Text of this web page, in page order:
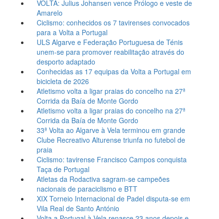
VOLTA: Julius Johansen vence Prólogo e veste de
Amarelo
Ciclismo: conhecidos os 7 tavirenses convocados
para a Volta a Portugal
ULS Algarve e Federação Portuguesa de Ténis
unem-se para promover reabilitação através do
desporto adaptado
Conhecidas as 17 equipas da Volta a Portugal em
bicicleta de 2026
Atletismo volta a ligar praias do concelho na 27ª
Corrida da Baía de Monte Gordo
Atletismo volta a ligar praias do concelho na 27ª
Corrida da Baía de Monte Gordo
33ª Volta ao Algarve à Vela terminou em grande
Clube Recreativo Alturense triunfa no futebol de
praia
Ciclismo: tavirense Francisco Campos conquista
Taça de Portugal
Atletas da Rodactiva sagram-se campeões
nacionais de paraciclismo e BTT
XIX Torneio Internacional de Padel disputa-se em
Vila Real de Santo António